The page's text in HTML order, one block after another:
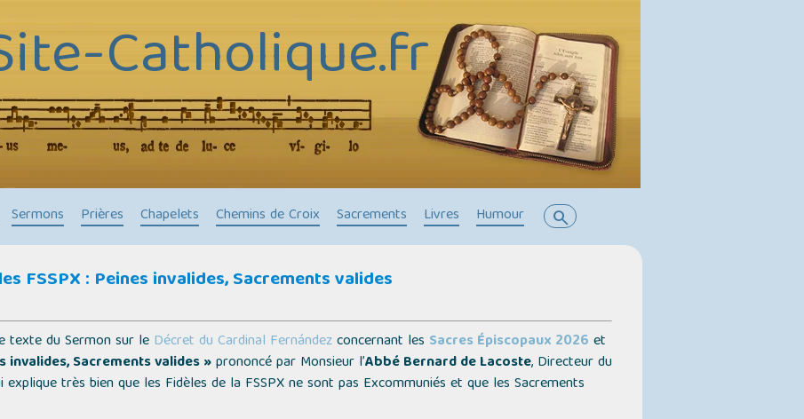
Catholique.fr
Sermons Prières Chapelets Chemins de Croix Sacrements Livres Humour search
FSSPX : Peines invalides, Sacrements valides
texte du Sermon sur le Décret du Cardinal Fernándezconcernant les Sacres Épiscopaux 2026 et
invalides, Sacrements valides »prononcé par Monsieur l’Abbé Bernard de Lacoste, Directeur du
explique très bien que les Fidèles de la FSSPX ne sont pas Excommuniés et que les Sacrements